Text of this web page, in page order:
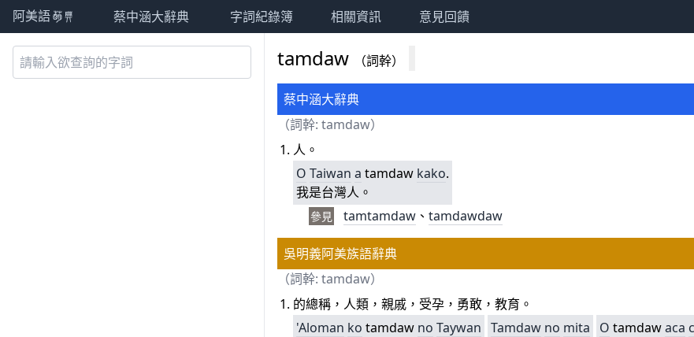
阿美語萌典 蔡中涵大辭典 字詞紀錄簿 相關資訊 意見回饋
tamdaw （詞幹）
蔡中涵大辭典
（詞幹: tamdaw）
人。
O Taiwan a tamdaw kako.
我是台灣人。
參見 tamtamdaw 、 tamdawdaw
吳明義阿美族語辭典
（詞幹: tamdaw）
的總稱，人類，親戚，受孕，勇敢，教育。
'Aloman ko tamdaw no Taywan Tamdaw no mita
O tamdawaca